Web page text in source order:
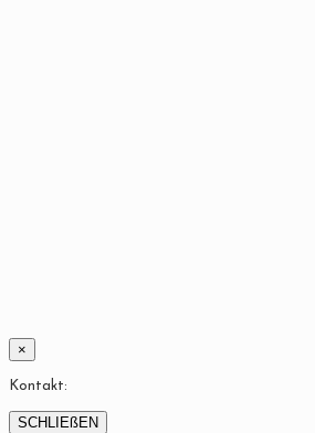
×
Kontakt:
SCHLIEßEN